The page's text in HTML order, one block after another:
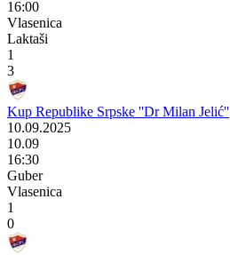
16:00
Vlasenica
Laktaši
1
3
Kup Republike Srpske ''Dr Milan Jelić''
10.09.2025
10.09
16:30
Guber
Vlasenica
1
0